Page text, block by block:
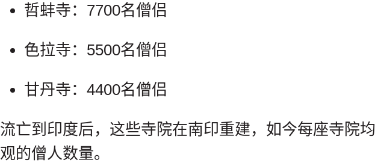
哲蚌寺：7700名僧侣
色拉寺：5500名僧侣
甘丹寺：4400名僧侣
流亡到印度后，这些寺院在南印重建，如今每座寺院
观的僧人数量。